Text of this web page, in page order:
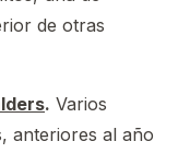
de otras
. Varios
anteriores al año